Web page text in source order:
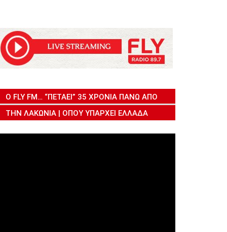
Ο FLY FM… “ΠΕΤΆΕΙ” 35 ΧΡΌΝΙΑ ΠΆΝΩ ΑΠΌ
ΤΗΝ ΛΑΚΩΝΊΑ | ΌΠΟΥ ΥΠΆΡΧΕΙ ΕΛΛΆΔΑ